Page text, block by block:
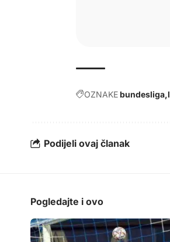
OZNAKEbundesliga
Podijeli ovaj članak
Pogledajte i ovo